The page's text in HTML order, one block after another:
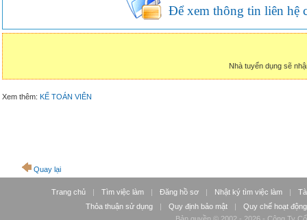
Để xem thông tin liên hệ
Nhà tuyển dụng sẽ
Xem thêm: KẾ TOÁN VIÊN
Quay lại
Trang chủ | Tìm việc làm | Đăng hồ sơ | Nhật ký tìm việc làm |
Thỏa thuận sử dụng
| Quy định bảo mật |
Quy chế hoạt động